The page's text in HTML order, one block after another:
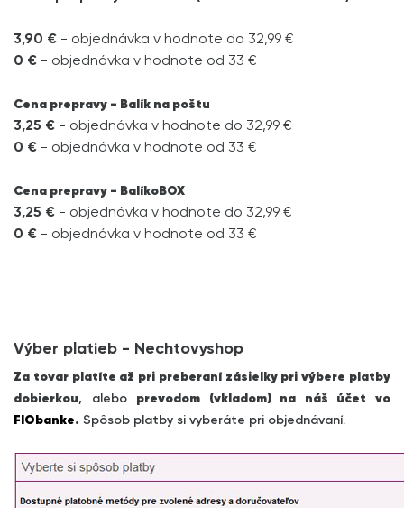
3,90 € - objednávka v hodnote do 32,99 €
0 € - objednávka v hodnote od 33 €
Cena prepravy - Balík na poštu
3,25 € - objednávka v hodnote do 32,99 €
0 € - objednávka v hodnote od 33 €
Cena prepravy - BalíkoBOX
3,25 € - objednávka v hodnote do 32,99 €
0 € - objednávka v hodnote od 33 €
Výber platieb - Nechtovyshop
Za tovar platíte až pri preberaní zásielky pri výbere platby
dobierkou, alebo prevodom (vkladom) na náš účet vo
FIObanke. Spôsob platby si vyberáte pri objednávaní.